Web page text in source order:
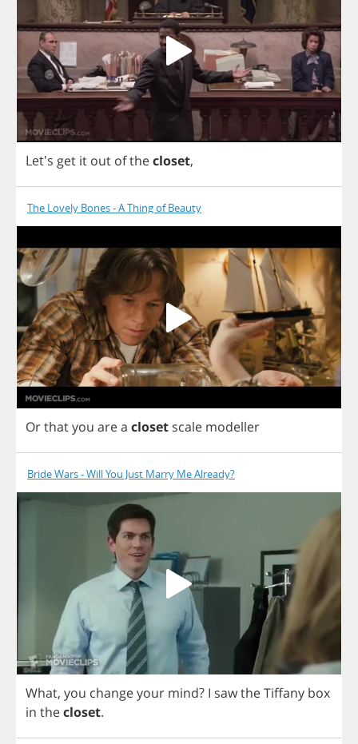
Let's get it out ofthecloset,
The Lovely Bones - A Thing of Beauty
Orthatyou area closet scale modeller
Bride Wars - Will You Just Marry Me Already?
What, you changeyour mind? I sawtheTiffany box
in thecloset.